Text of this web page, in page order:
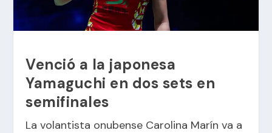
Venció a la japonesa
Yamaguchi en dos sets en
semifinales
La volantista onubense Carolina Marín va a